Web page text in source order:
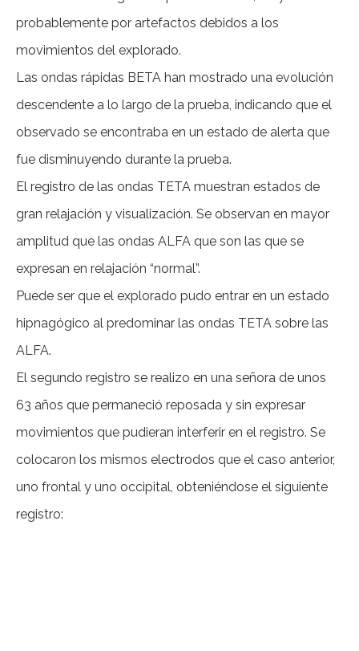
probablemente por artefactos debidos a los
movimientos del explorado.
Las ondas rápidas BETA han mostrado una evolución
descendente a lo largo de la prueba, indicando que el
observado se encontraba en un estado de alerta que
fue disminuyendo durante la prueba.
El registro de las ondas TETA muestran estados de
gran relajación y visualización. Se observan en mayor
amplitud que las ondas ALFA que son las que se
expresan en relajación “normal”.
Puede ser que el explorado pudo entrar en un estado
hipnagógico al predominar las ondas TETA sobre las
ALFA.
El segundo registro se realizo en una señora de unos
63 años que permaneció reposada y sin expresar
movimientos que pudieran interferir en el registro. Se
colocaron los mismos electrodos que el caso anterior,
uno frontal y uno occipital, obteniéndose el siguiente
registro: